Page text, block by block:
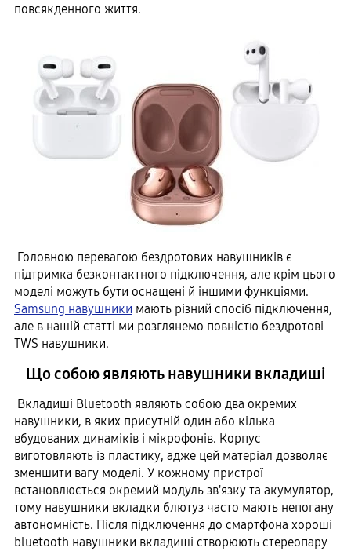
повсякденного життя.
Головною перевагою бездротових навушників є
підтримка безконтактного підключення, але крім цього
моделі можуть бути оснащені й іншими функціями.
Samsung навушники мають різний спосіб підключення,
але в нашій статті ми розглянемо повністю бездротові
TWS навушники.
Що собою являють навушники вкладиші
Вкладиші Bluetooth являють собою два окремих
навушники, в яких присутній один або кілька
вбудованих динаміків і мікрофонів. Корпус
виготовляють із пластику, адже цей матеріал дозволяє
зменшити вагу моделі. У кожному пристрої
встановлюється окремий модуль зв'язку та акумулятор,
тому навушники вкладки блютуз часто мають непогану
автономність. Після підключення до смартфона хороші
bluetooth навушники вкладиші створюють стереопару